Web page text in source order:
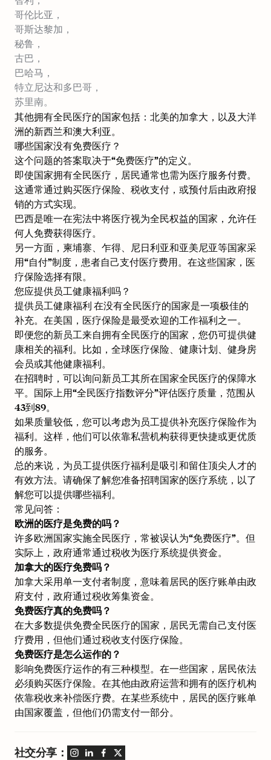
哥伦比亚，
哥斯达黎加，
秘鲁，
古巴，
巴哈马，
特立尼达和多巴哥，
苏里南。
其他拥有全民医疗的国家包括：北美的加拿大，以及大洋
洲的新西兰和澳大利亚。
哪些国家没有免费医疗？
这个问题的答案取决于“免费医疗”的定义。
即使国家拥有全民医疗，居民通常也需为医疗服务付费。
这通常通过购买医疗保险、税收支付，或预付后由政府报
销的方式实现。
巴西是唯一在宪法中将医疗视为全民权益的国家，允许任
何人免费获得医疗。
另一方面，柬埔寨、乍得、尼日利亚和亚美尼亚等国家采
用“自付”制度，患者自己支付医疗费用。在这些国家，医
疗保险选择有限。
您应提供员工健康福利吗？
提供员工健康福利在没有全民医疗的国家是一项极佳的
补充。在美国 ，医疗保险是最受欢迎的工作福利之一。
即便您的新员工来自拥有全民医疗的国家，您仍可提供健
康相关的福利。比如，全球医疗保险、健康计划、健身房
会员或其他健康福利。
在招聘时，可以询问新员工其所在国家全民医疗的保障水
平。国际上用“全民医疗指数评分”评估医疗质量，范围从
43到89。
如果质量较低，您可以考虑为员工提供补充医疗保险作为
福利。这样，他们可以依靠私营机构获得更快捷或更优质
的服务。
总的来说，为员工提供医疗福利是吸引和留住顶尖人才的
有效方法。请确保了解您准备招聘国家的医疗系统，以了
解您可以提供哪些福利。
常见问答：
欧洲的医疗是免费的吗？
许多欧洲国家实施全民医疗，常被误认为“免费医疗”。但
实际上，政府通常通过税收为医疗系统提供资金。
加拿大的医疗免费吗？
加拿大采用单一支付者制度，意味着居民的医疗账单由政
府支付，政府通过税收筹集资金。
免费医疗真的免费吗？
在大多数提供免费全民医疗的国家，居民无需自己支付医
疗费用，但他们通过税收支付医疗保险。
免费医疗是怎么运作的？
影响免费医疗运作的有三种模型。在一些国家，居民依法
必须购买医疗保险。在其他由政府运营和拥有的医疗机构
依靠税收来补偿医疗费。在某些系统中，居民的医疗账单
由国家覆盖，但他们仍需支付一部分。
社交分享：